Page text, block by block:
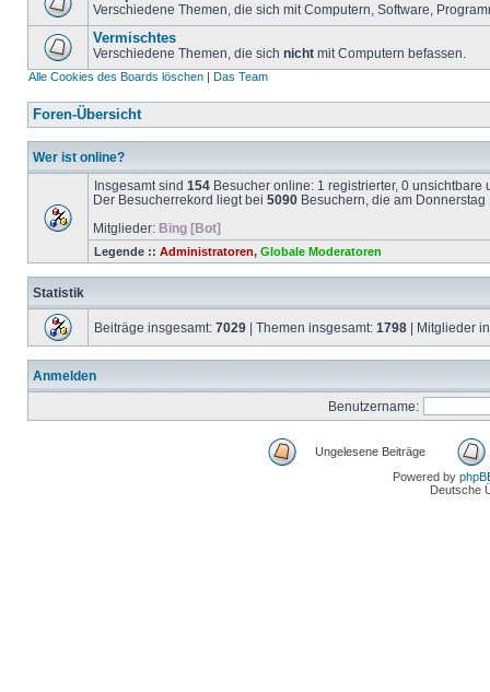
Verschiedene Themen, die sich mit Computern, Software,
Vermischtes
Verschiedene Themen, die sich nicht mit Computern befassen.
Alle Cookies des Boards löschen | Das Team
Foren-Übersicht
Wer ist online?
Insgesamt sind 154 Besucher online: 1 registrierter, 0
Der Besucherrekord liegt bei 5090 Besuchern, die am
Mitglieder: Bing [Bot]
Legende :: Administratoren, Globale Moderatoren
Statistik
Beiträge insgesamt: 7029 | Themen insgesamt: 1798 | Mitglieder
Anmelden
Benutzername:
Ungelesene Beiträge
Powered by
Deutsche